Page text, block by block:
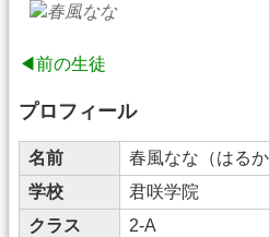
◀前の生徒
プロフィール
名前
春風なな（はるか
学校
君咲学院
クラス
2-A